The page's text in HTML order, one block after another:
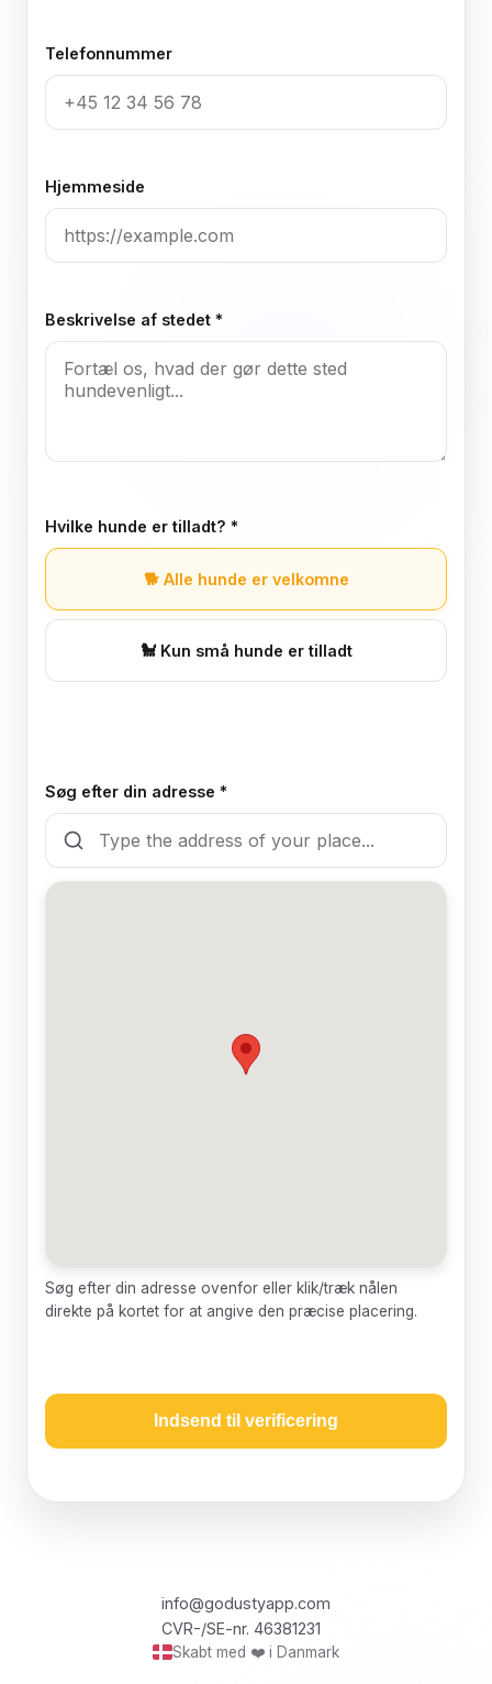
Telefonnummer
Hjemmeside
Beskrivelse af stedet *
Hvilke hunde er tilladt? *
🐕Alle hunde er velkomne
🐩Kun små hunde er tilladt
🍽️Ja, der er en hundevenlig restaurant
❌Nej, restauranten er ikke hundevenlig /
Søg efter din adresse *
Søg efter din adresse ovenfor eller klik/træk nålen
direkte på kortet for at angive den præcise placering.
Indsend til verificering
info@godustyapp.com
CVR-/SE-nr. 46381231
Skabt med ❤️ i Danmark